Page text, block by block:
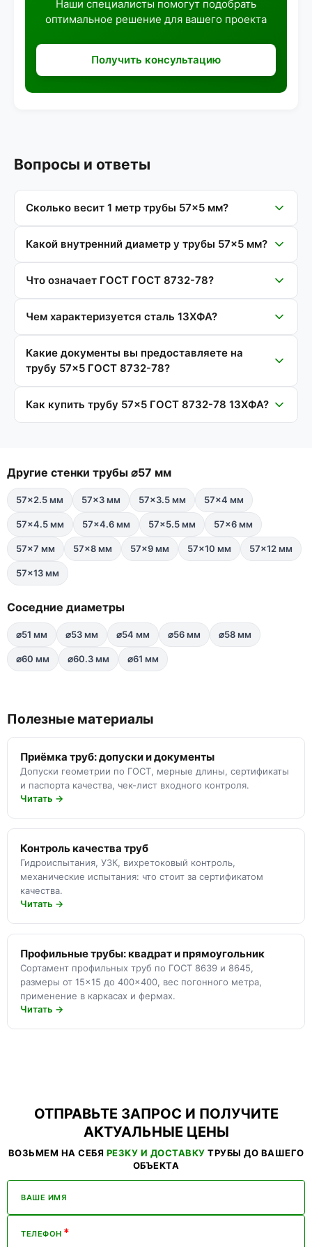
Наши специалисты помогут подобрать
оптимальное решение для вашего проекта
Получить консультацию
Вопросы и ответы
Сколько весит 1 метр трубы 57×5 мм?
Какой внутренний диаметр у трубы 57×5 мм?
Что означает ГОСТ ГОСТ 8732-78?
Чем характеризуется сталь 13ХФА?
Какие документы вы предоставляете на
трубу 57×5 ГОСТ 8732-78?
Как купить трубу 57×5 ГОСТ 8732-78 13ХФА?
Другие стенки трубы ⌀57 мм
57×2.5 мм 57×3 мм 57×3.5 мм 57×4 мм
57×4.5 мм 57×4.6 мм 57×5.5 мм 57×6 мм
57×7 мм 57×8 мм 57×9 мм 57×10 мм 57×12 мм
57×13 мм
Соседние диаметры
⌀51 мм ⌀53 мм ⌀54 мм ⌀56 мм ⌀58 мм
⌀60 мм ⌀60.3 мм ⌀61 мм
Полезные материалы
Приёмка труб: допуски и документы
Допуски геометрии по ГОСТ, мерные длины, сертификаты
и паспорта качества, чек-лист входного контроля.
Читать →
Контроль качества труб
Гидроиспытания, УЗК, вихретоковый контроль,
механические испытания: что стоит за сертификатом
качества.
Читать →
Профильные трубы: квадрат и прямоугольник
Сортамент профильных труб по ГОСТ 8639 и 8645,
размеры от 15×15 до 400×400, вес погонного метра,
применение в каркасах и фермах.
Читать →
ОТПРАВЬТЕ ЗАПРОС И ПОЛУЧИТЕ
АКТУАЛЬНЫЕ ЦЕНЫ
ВОЗЬМЕМ НА СЕБЯ РЕЗКУ И ДОСТАВКУ ТРУБЫ ДО ВАШЕГО
ОБЪЕКТА
ВАШЕ ИМЯ
ТЕЛЕФОН *